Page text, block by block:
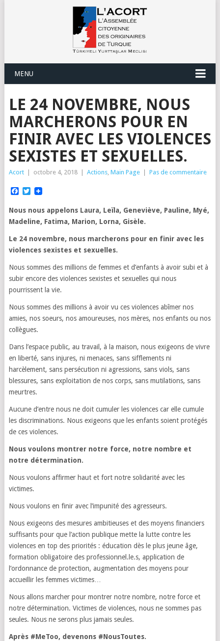
MENU
LE 24 NOVEMBRE, NOUS
MARCHERONS POUR EN
FINIR AVEC LES VIOLENCES
SEXISTES ET SEXUELLES.
Acort octobre 4, 2018 Actions, Main Page Pas de commentaire
Facebook
Twitter
Nous nous appelons Laura, Leïla, Geneviève, Pauline, Myé,
Madeline, Fatima, Marion, Lorna, Gisèle.
Le 24 novembre, nous marcherons pour en finir avec les
violences sexistes et sexuelles.
Nous sommes des millions de femmes et d’enfants à avoir subi et à
subir encore des violences sexistes et sexuelles qui nous
pourrissent la vie.
Nous sommes des millions à avoir vu ces violences abîmer nos
amies, nos soeurs, nos amoureuses, nos mères, nos enfants ou nos
collègues.
Dans l’espace public, au travail, à la maison, nous exigeons de vivre
en liberté, sans injures, ni menaces, sans sifflements ni
harcèlement, sans persécution ni agressions, sans viols, sans
blessures, sans exploitation de nos corps, sans mutilations, sans
meurtres.
Aucune d’entre nous ne doit cumuler les violences car elle cumule
les discriminations. Nous exigeons que les enfants soient protégés
de ces violences.
Nous voulons montrer notre force, notre nombre et
notre détermination.
Nous voulons affirmer haut et fort notre solidarité avec les
victimes.
Nous voulons en finir avec l’impunité des agresseurs.
Nous exigeons des mesures ambitieuses et des moyens financiers
suffisants pour que l’action publique mette la lutte contre les
violences en top des priorités : éducation dès le plus jeune âge,
formation obligatoire des professionnel.le.s, application de
l’ordonnance de protection, augmentation des moyens pour
accueillir les femmes victimes…
Nous allons marcher pour montrer notre nombre, notre force et
notre détermination. Victimes de violences, nous ne sommes pas
seules. Nous ne serons plus jamais seules.
Après #MeToo, devenons #NousToutes.